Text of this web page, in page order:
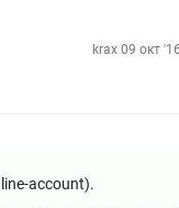
krax 09 окт
account).